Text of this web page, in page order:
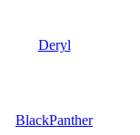
Deryl
BlackPanther